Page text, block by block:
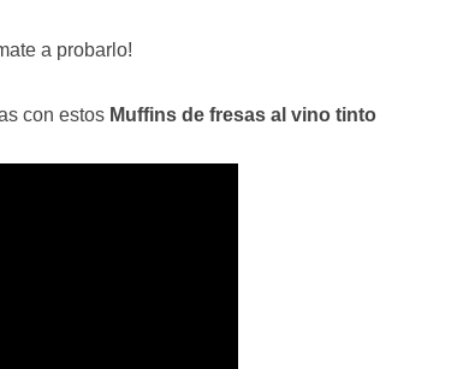
a probarlo!
con estos Muffins de fresas al vino tinto